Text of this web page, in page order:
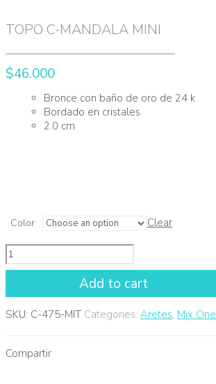
TOPO C-MANDALA MINI
$46.000
Bronce con baño de oro de 24 k
Bordado en cristales.
2.0 cm
Color Clear
Add to cart
SKU: C-475-MIT Categories: Aretes, Mix One
Compartir